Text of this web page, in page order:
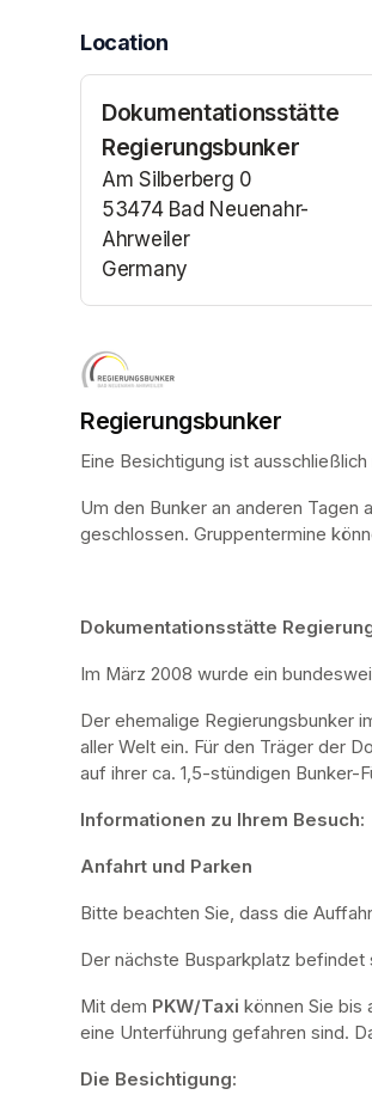
Location
Dokumentationsstätte
Regierungsbunker
Am Silberberg 0
53474 Bad Neuenahr-
Ahrweiler
Germany
(opens in a new tab)
Regierungsbunker
Eine Besichtigung ist
Um den Bunker an anderen Tagen
geschlossen. Gruppentermine
Dokumentationsstätte
Im März 2008 wurde ein
Der ehemalige Regierungsbunker
aller Welt ein. Für den Träger der
auf ihrer ca. 1,5-stündigen Bunker-
Informationen zu Ihrem Besuch:
Anfahrt und Parken
Bitte beachten Sie, dass die
Der nächste Busparkplatz befindet
Mit dem PKW/Taxi können Sie bis
eine Unterführung gefahren sind.
Die Besichtigung: